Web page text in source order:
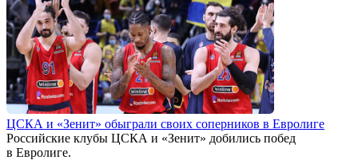
ЦСКА и «Зенит» обыграли своих соперников в Евролиге
Российские клубы ЦСКА и «Зенит» добились побед
в Евролиге.